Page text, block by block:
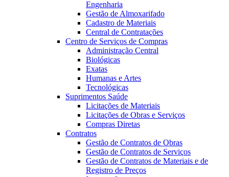
Engenharia
Gestão de Almoxarifado
Cadastro de Materiais
Central de Contratações
Centro de Serviços de Compras
Administração Central
Biológicas
Exatas
Humanas e Artes
Tecnológicas
Suprimentos Saúde
Licitações de Materiais
Licitações de Obras e Serviços
Compras Diretas
Contratos
Gestão de Contratos de Obras
Gestão de Contratos de Serviços
Gestão de Contratos de Materiais e de
Registro de Preços